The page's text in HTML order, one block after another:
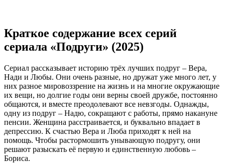
Краткое содержание всех серий
сериала «Подруги» (2025)
Сериал рассказывает историю трёх лучших подруг – Вера,
Нади и Любы. Они очень разные, но дружат уже много лет, у
них разное мировоззрение на жизнь и на многие окружающие
их вещи, но долгие годы они верны своей дружбе, постоянно
общаются, и вместе преодолевают все невзгоды. Однажды,
одну из подруг – Надю, сокращают с работы, прямо накануне
пенсии. Женщина расстраивается, и буквально впадает в
депрессию. К счастью Вера и Люба приходят к ней на
помощь. Чтобы растормошить унывающую подругу, они
решают разыскать её первую и единственную любовь –
Бориса.